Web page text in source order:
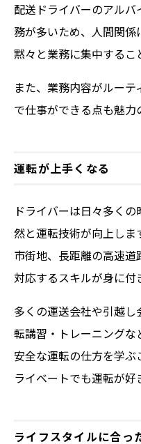
配送ドライバーのアル
務が多いため、人間関係
黙々と業務に集中するこ
また、業務内容がルー
で仕事ができる点も魅力
運転が上手くなる
ドライバーは日々多く
然と運転技術が向上しま
市街地、長距離の高速
対応するスキルが身に付
多くの運送会社や引越
転講習・トレーニング
安全な運転の仕方を学
ライベートでも運転が好
ライフスタイルに合っ